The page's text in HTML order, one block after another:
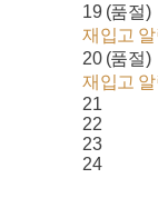
19 (품절)
재입고
20 (품절)
재입고
21
22
23
24